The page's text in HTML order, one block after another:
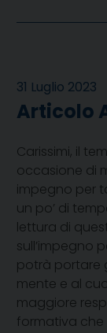
31 Luglio 2023
Articolo
Carissimi, il
occasione di
impegno per
un po’ di
lettura di
sull’impegno
potrà portare
mente e al
maggiore
formativa che